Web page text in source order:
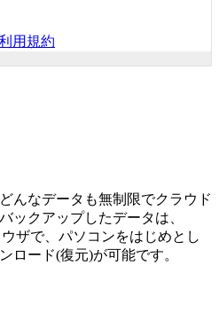
用規約
んなデータも無制限でクラウド
ックアップしたデータは、
ザで、パソコンをはじめとし
ロード(復元)が可能です。